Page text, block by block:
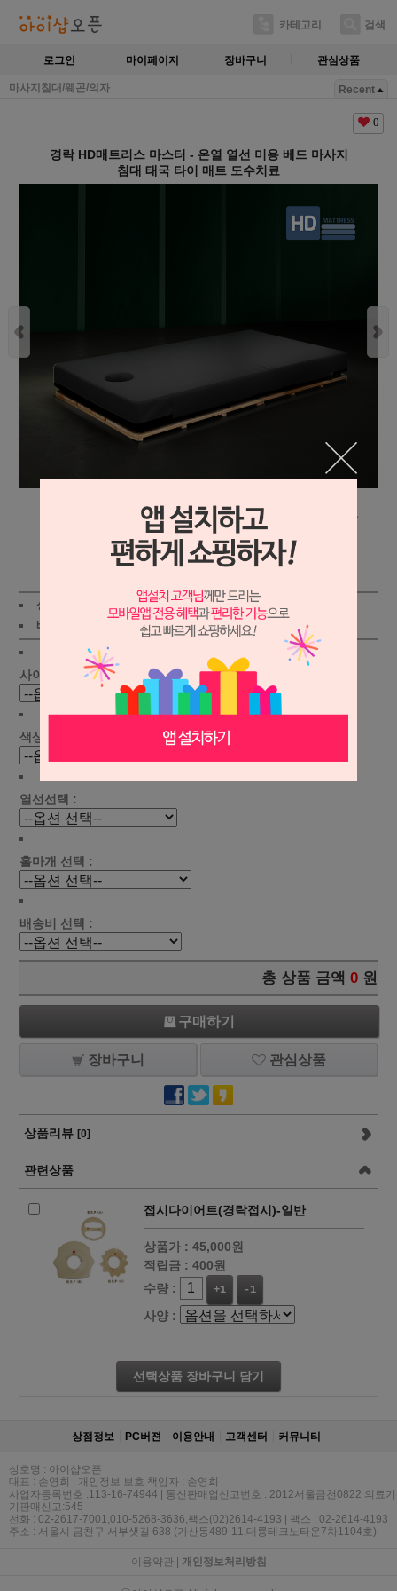
카테고리 검색
로그인 마이페이지 장바구니 관심상품
마사지침대/웨곤/의자 Recent
0
경락 HD매트리스 마스터 - 온열 열선 미용 베드 마사지
침대 태국 타이 매트 도수치료
상세보기
상품가 :
245,000원
배송비 :
(조건) ! 지역별 !
사이즈선택 :
색상 선택 :
열선선택 :
홀마개 선택 :
배송비 선택 :
총 상품 금액 0 원
구매하기
장바구니 관심상품
상품리뷰 [0]
관련상품
접시다이어트(경락접시)-일반
상품가 : 45,000원
적립금 : 400원
수량 :
+1 -1
사양 :
선택상품 장바구니 담기
상점정보 PC버젼 이용안내 고객센터 커뮤니티
상호명 : 아이샵오픈
대표 : 손영희 | 개인정보 보호 책임자 : 손영희
사업자등록번호 :113-16-74944 | 통신판매업신고번호 : 2012서울금천0822 의료기
기판매신고:545
전화 : 02-2617-7001,010-5268-3636,팩스(02)2614-4193 | 팩스 : 02-2614-4193
주소 : 서울시 금천구 서부샛길 638 (가산동489-11,대륭테크노타운7차1104호)
이용약관| 개인정보처리방침